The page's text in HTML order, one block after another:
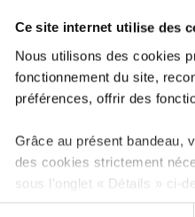
Ce site internet utilise des
Nous utilisons des cookies
fonctionnement du site,
préférences, offrir des
Grâce au présent bandeau,
des cookies strictement
sous l’onglet « Détails » ci-